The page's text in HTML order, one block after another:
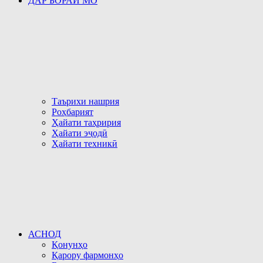
Таърихи нашрия
Роҳбарият
Ҳайати таҳририя
Ҳайати эҷодӣ
Ҳайати техникӣ
АСНОД
Қонунҳо
Қарору фармонҳо